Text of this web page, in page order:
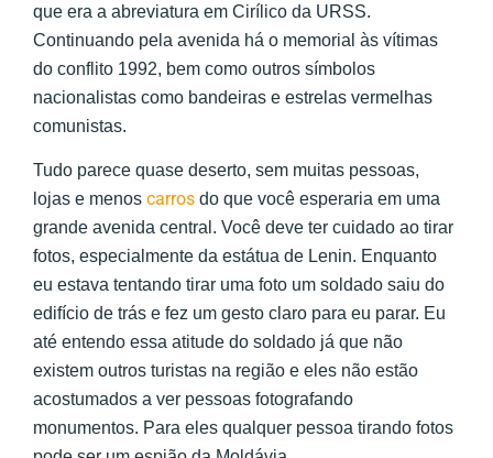
que era a abreviatura em Cirílico da URSS.
Continuando pela avenida há o memorial às vítimas
do conflito 1992, bem como outros símbolos
nacionalistas como bandeiras e estrelas vermelhas
comunistas.
Tudo parece quase deserto, sem muitas pessoas,
lojas e menos carros do que você esperaria em uma
grande avenida central. Você deve ter cuidado ao tirar
fotos, especialmente da estátua de Lenin. Enquanto
eu estava tentando tirar uma foto um soldado saiu do
edifício de trás e fez um gesto claro para eu parar. Eu
até entendo essa atitude do soldado já que não
existem outros turistas na região e eles não estão
acostumados a ver pessoas fotografando
monumentos. Para eles qualquer pessoa tirando fotos